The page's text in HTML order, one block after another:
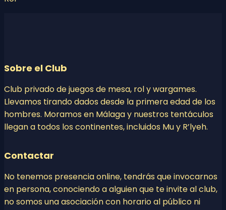
Sobre el Club
Club privado de juegos de mesa, rol y wargames.
Llevamos tirando dados desde la primera edad de los
hombres. Moramos en Málaga y nuestros tentáculos
llegan a todos los continentes, incluidos Mu y R’lyeh.
Contactar
No tenemos presencia online, tendrás que invocarnos
en persona, conociendo a alguien que te invite al club,
no somos una asociación con horario al público ni